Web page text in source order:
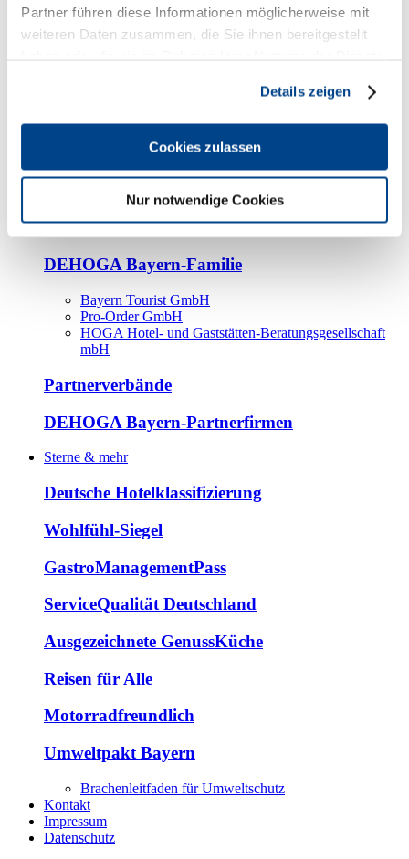
Partner führen diese Informationen möglicherweise mit
weiteren Daten zusammen, die Sie ihnen bereitgestellt
Details zeigen
Cookies zulassen
Nur notwendige Cookies
Kooperationspartner
Tourismusorganisationen
Bayern Tourismus Marketing GmbH
DEHOGA-Familie
Bundesverband
Fachverbände
DEHOGA Bayern-Familie
Bayern Tourist GmbH
Pro-Order GmbH
HOGA Hotel- und Gaststätten-Beratungsgesellschaft
mbH
Partnerverbände
DEHOGA Bayern-Partnerfirmen
Sterne & mehr
Deutsche Hotelklassifizierung
Wohlfühl-Siegel
GastroManagementPass
ServiceQualität Deutschland
Ausgezeichnete GenussKüche
Reisen für Alle
Motorradfreundlich
Umweltpakt Bayern
Brachenleitfaden für Umweltschutz
Kontakt
Impressum
Datenschutz